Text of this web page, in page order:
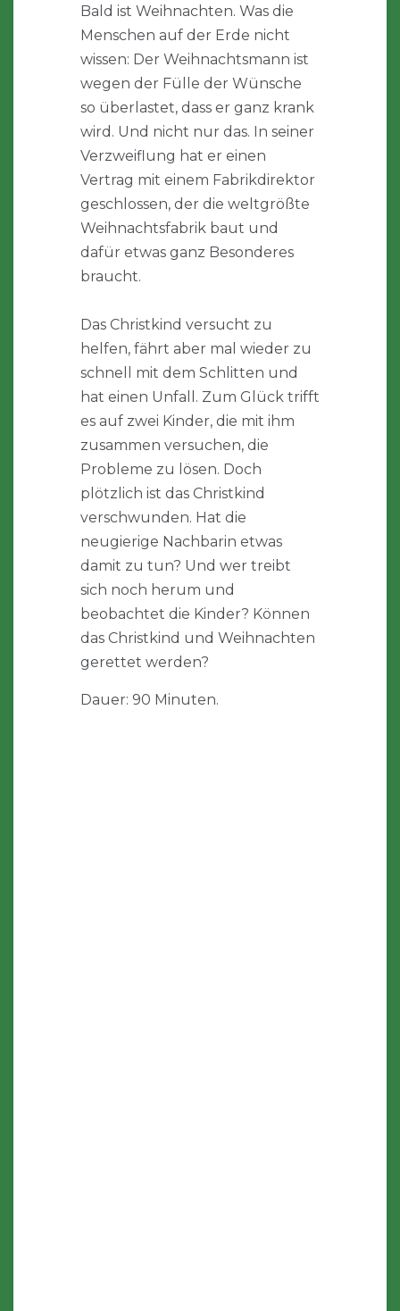
Bald ist Weihnachten. Was die
Menschen auf der Erde nicht
wissen: Der Weihnachtsmann ist
wegen der Fülle der Wünsche
so überlastet, dass er ganz krank
wird. Und nicht nur das. In seiner
Verzweiflung hat er einen
Vertrag mit einem Fabrikdirektor
geschlossen, der die weltgrößte
Weihnachtsfabrik baut und
dafür etwas ganz Besonderes
braucht.
Das Christkind versucht zu
helfen, fährt aber mal wieder zu
schnell mit dem Schlitten und
hat einen Unfall. Zum Glück trifft
es auf zwei Kinder, die mit ihm
zusammen versuchen, die
Probleme zu lösen. Doch
plötzlich ist das Christkind
verschwunden. Hat die
neugierige Nachbarin etwas
damit zu tun? Und wer treibt
sich noch herum und
beobachtet die Kinder? Können
das Christkind und Weihnachten
gerettet werden?
Dauer: 90 Minuten.